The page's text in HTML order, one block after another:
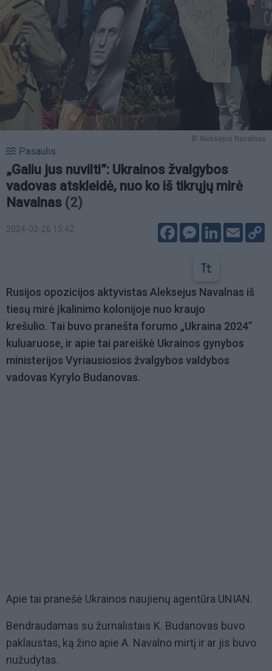
© Aleksejus Navalnas
Pasaulis
„Galiu jus nuvilti”: Ukrainos žvalgybos
vadovas atskleidė, nuo ko iš tikrųjų mirė
Navalnas (2)
2024-02-26 15:42 FacebookMessenger
LinkedIn
Email
Rusijos opozicijos aktyvistas Aleksejus Navalnas iš
tiesų mirė įkalinimo kolonijoje nuo kraujo
krešulio. Tai buvo pranešta forumo „Ukraina 2024”
kuluaruose, ir apie tai pareiškė Ukrainos gynybos
ministerijos Vyriausiosios žvalgybos valdybos
vadovas Kyrylo Budanovas.
Apie tai pranešė Ukrainos naujienų agentūra UNIAN.
Bendraudamas su žurnalistais K. Budanovas buvo
paklaustas, ką žino apie A. Navalno mirtį ir ar jis buvo
nužudytas.